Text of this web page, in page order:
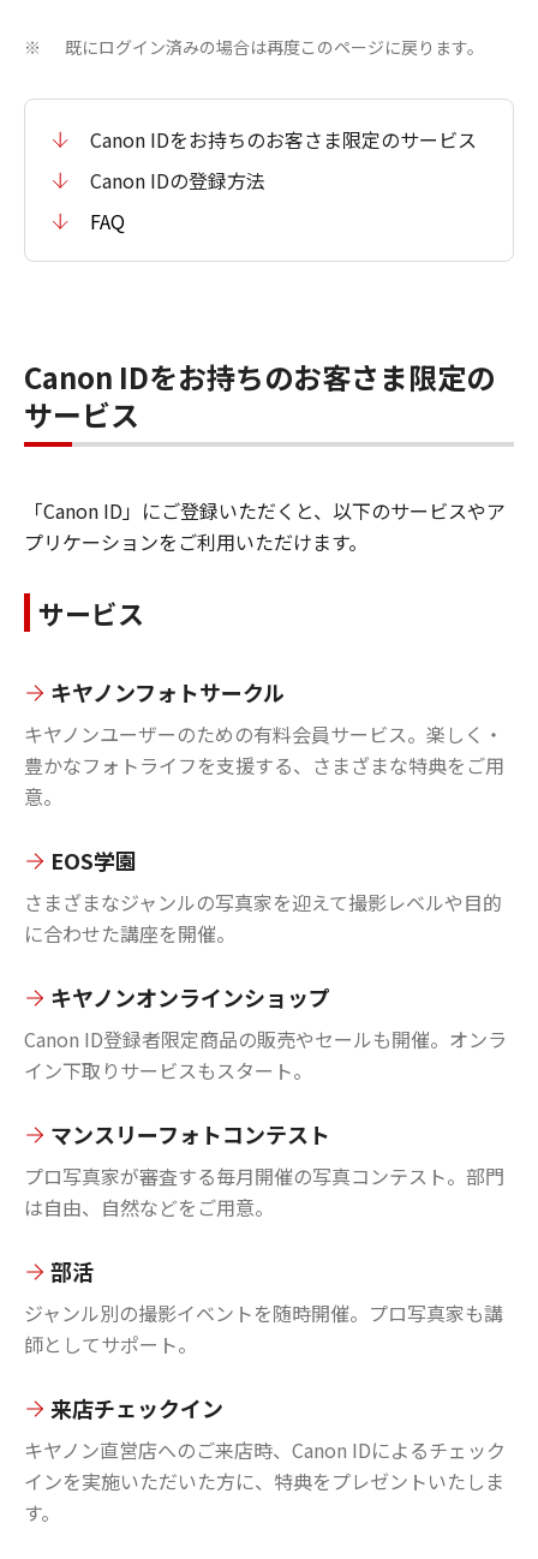
※ 既にログイン済みの場合は再度このページに戻ります。
Canon IDをお持ちのお客さま限定のサービス
Canon IDの登録方法
FAQ
Canon IDをお持ちのお客さま限定の
サービス
「Canon ID」にご登録いただくと、以下のサービスやア
プリケーションをご利用いただけます。
サービス
キヤノンフォトサークル
キヤノンユーザーのための有料会員サービス。楽しく・
豊かなフォトライフを支援する、さまざまな特典をご用
意。
EOS学園
さまざまなジャンルの写真家を迎えて撮影レベルや目的
に合わせた講座を開催。
キヤノンオンラインショップ
Canon ID登録者限定商品の販売やセールも開催。オンラ
イン下取りサービスもスタート。
マンスリーフォトコンテスト
プロ写真家が審査する毎月開催の写真コンテスト。部門
は自由、自然などをご用意。
部活
ジャンル別の撮影イベントを随時開催。プロ写真家も講
師としてサポート。
来店チェックイン
キヤノン直営店へのご来店時、Canon IDによるチェック
インを実施いただいた方に、特典をプレゼントいたしま
す。